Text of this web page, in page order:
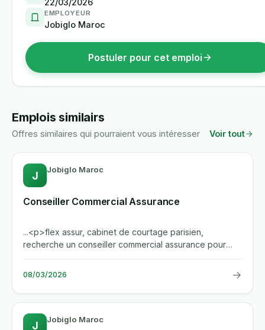
22/03/2026
EMPLOYEUR
Jobiglo Maroc
Postuler pour cet emploi
Emplois similairs
Offres similaires qui pourraient vous intéresser Voir tout
J Jobiglo Maroc
Conseiller Commercial Assurance
...<p>flex assur, cabinet de courtage parisien,
recherche un conseiller commercial assurance pour
conseiller, evaluer et...
08/03/2026 →
J Jobiglo Maroc